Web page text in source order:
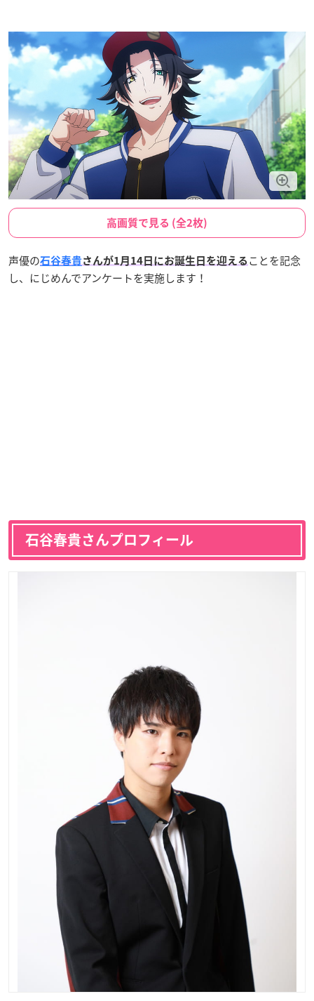
高画質で見る (全2枚)
声優の石谷春貴さんが1月14日にお誕生日を迎える ことを記念
し、にじめんでアンケートを実施します！
石谷春貴さんプロフィール